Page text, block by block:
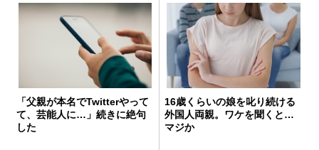
「父親が本名でTwitterやって
て、芸能人に…」続きに絶句
した
16歳くらいの娘を叱り続ける
外国人両親。ワケを聞くと…
マジか